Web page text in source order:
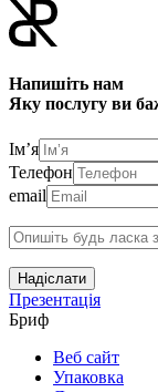
Напишіть нам
Яку послугу ви
Ім’я
Телефон
email
Надіслати
Презентація
Бриф
Веб сайт
Упаковка